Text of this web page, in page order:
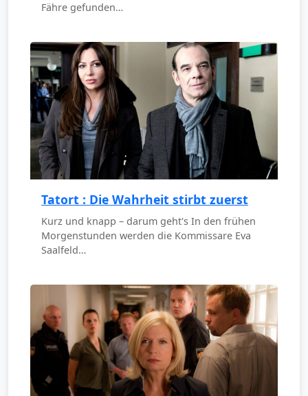
Fähre gefunden…
Tatort : Die Wahrheit stirbt zuerst
Kurz und knapp – darum geht's In den frühen
Morgenstunden werden die Kommissare Eva
Saalfeld…